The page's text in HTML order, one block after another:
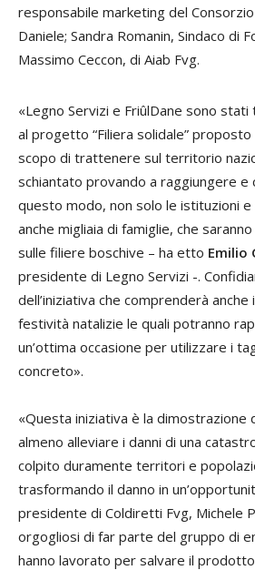
responsabile marketing del
Daniele; Sandra Romanin, Sindaco di
Massimo Ceccon, di Aiab Fvg.
«Legno Servizi e FriûlDane sono
al progetto “Filiera solidale”
scopo di trattenere sul territorio
schiantato provando a raggiungere e
questo modo, non solo le istituzioni
anche migliaia di famiglie, che
sulle filiere boschive – ha etto Emilio
presidente di Legno Servizi -.
dell’iniziativa che comprenderà
festività natalizie le quali potranno
un’ottima occasione per utilizzare i
concreto».
«Questa iniziativa è la dimostrazione
almeno alleviare i danni di una
colpito duramente territori e
trasformando il danno in
presidente di Coldiretti Fvg, Michele
orgogliosi di far parte del gruppo di
hanno lavorato per salvare il